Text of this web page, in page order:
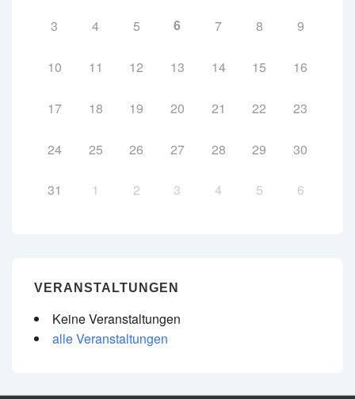
3 4 5 6 7 8 9
10 11 12 13 14 15 16
17 18 19 20 21 22 23
24 25 26 27 28 29 30
31 1 2 3 4 5 6
VERANSTALTUNGEN
Keine Veranstaltungen
alle Veranstaltungen